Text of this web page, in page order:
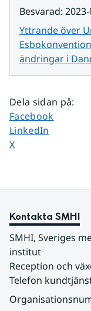
Besvarad:
Yttrande över
ändringar i
Dela sidan på:
Dela sidan på
Facebook
Dela sidan på
LinkedIn
Dela sidan på
X
Kontakta SMHI
SMHI, Sveriges
institut
Reception och
Telefon